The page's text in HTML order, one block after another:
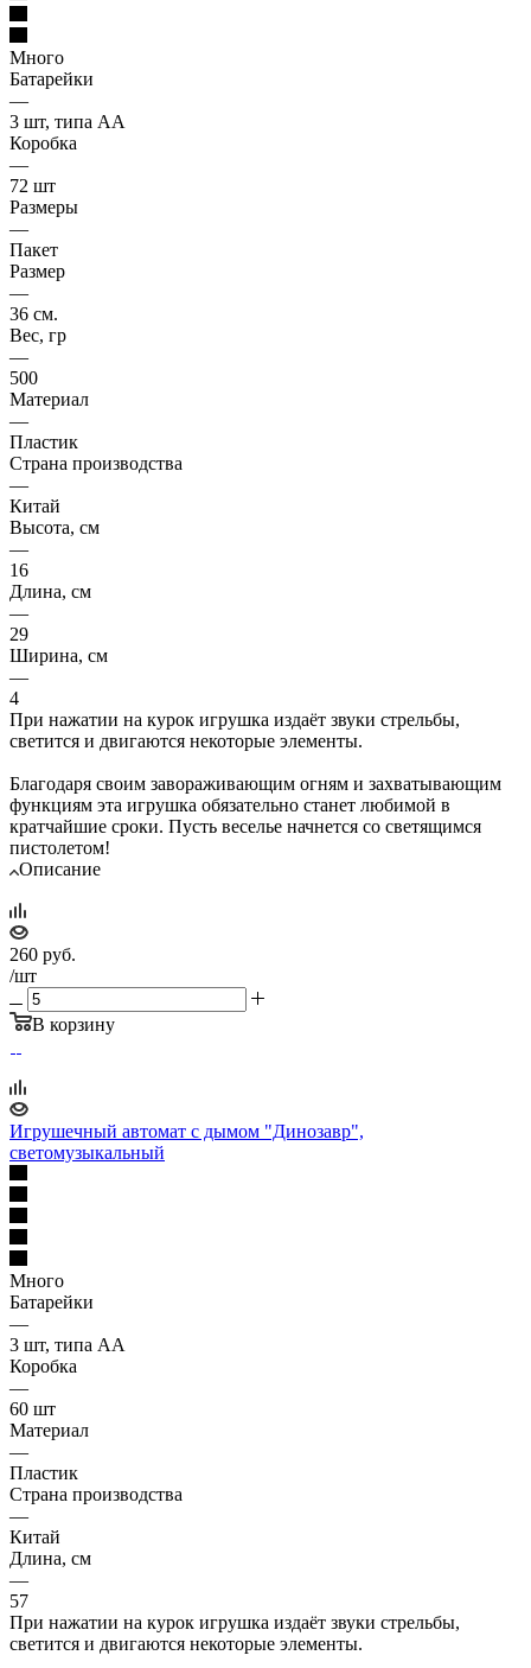
Много
Батарейки
—
3 шт, типа АА
Коробка
—
72 шт
Размеры
—
Пакет
Размер
—
36 см.
Вес, гр
—
500
Материал
—
Пластик
Страна производства
—
Китай
Высота, см
—
16
Длина, см
—
29
Ширина, см
—
4
При нажатии на курок игрушка издаёт звуки стрельбы,
светится и двигаются некоторые элементы.
Благодаря своим завораживающим огням и захватывающим
функциям эта игрушка обязательно станет любимой в
кратчайшие сроки. Пусть веселье начнется со светящимся
пистолетом!
Описание
260 руб.
/шт
В корзину
Игрушечный автомат с дымом "Динозавр",
светомузыкальный
Много
Батарейки
—
3 шт, типа АА
Коробка
—
60 шт
Материал
—
Пластик
Страна производства
—
Китай
Длина, см
—
57
При нажатии на курок игрушка издаёт звуки стрельбы,
светится и двигаются некоторые элементы.